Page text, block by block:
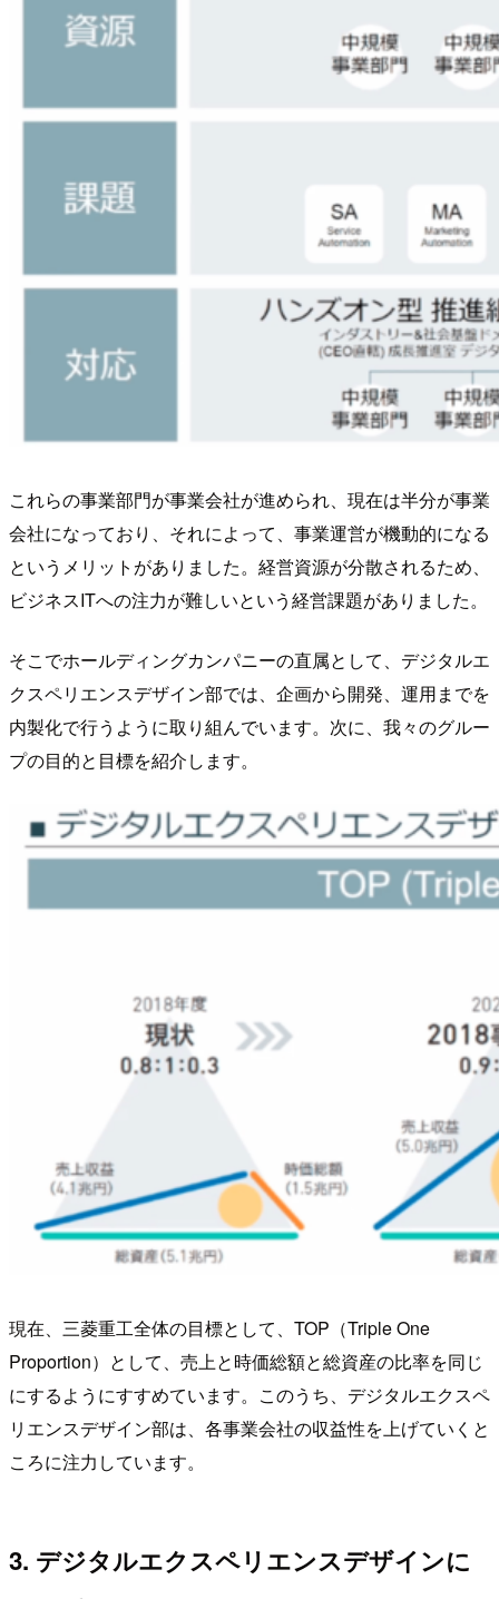
これらの事業部門が事業会社が進められ、現在は半分が事業
会社になっており、それによって、事業運営が機動的になる
というメリットがありました。経営資源が分散されるため、
ビジネスITへの注力が難しいという経営課題がありました。
そこでホールディングカンパニーの直属として、デジタルエ
クスペリエンスデザイン部では、企画から開発、運用までを
内製化で行うように取り組んでいます。次に、我々のグルー
プの目的と目標を紹介します。
現在、三菱重工全体の目標として、TOP（Triple One
Proportion）として、売上と時価総額と総資産の比率を同じ
にするようにすすめています。このうち、デジタルエクスペ
リエンスデザイン部は、各事業会社の収益性を上げていくと
ころに注力しています。
3. デジタルエクスペリエンスデザインに